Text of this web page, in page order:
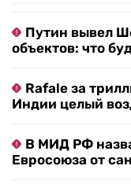
Путин вывел
объектов: что
Rafale за
Индии целый
В МИД РФ
Евросоюза от